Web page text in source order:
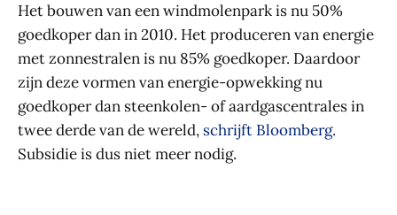
Het bouwen van een windmolenpark is nu 50%
goedkoper dan in 2010. Het produceren van energie
met zonnestralen is nu 85% goedkoper. Daardoor
zijn deze vormen van energie-opwekking nu
goedkoper dan steenkolen- of aardgascentrales in
twee derde van de wereld, schrijft Bloomberg.
Subsidie is dus niet meer nodig.